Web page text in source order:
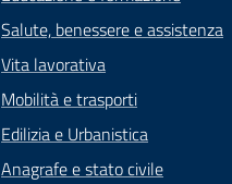
Salute, benessere e assistenza
Vita lavorativa
Mobilità e trasporti
Edilizia e Urbanistica
Anagrafe e stato civile